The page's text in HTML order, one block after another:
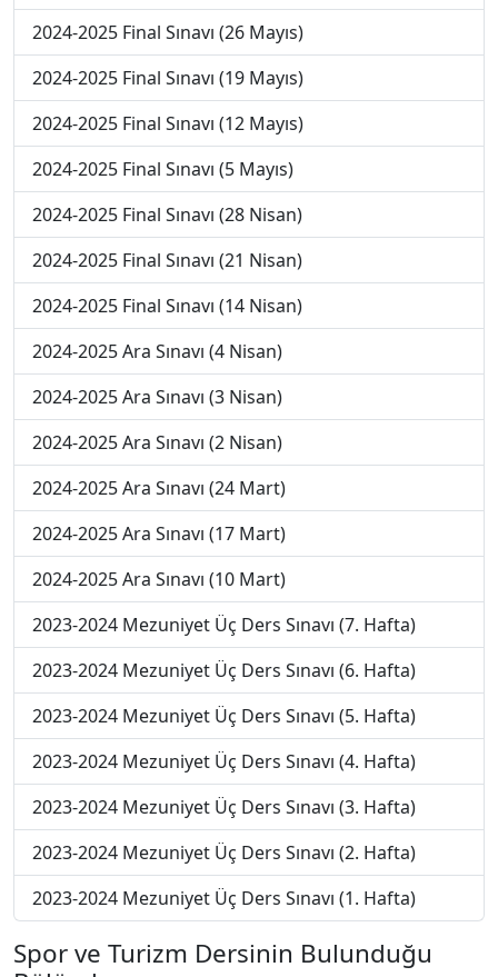
2024-2025 Final Sınavı (26 Mayıs)
2024-2025 Final Sınavı (19 Mayıs)
2024-2025 Final Sınavı (12 Mayıs)
2024-2025 Final Sınavı (5 Mayıs)
2024-2025 Final Sınavı (28 Nisan)
2024-2025 Final Sınavı (21 Nisan)
2024-2025 Final Sınavı (14 Nisan)
2024-2025 Ara Sınavı (4 Nisan)
2024-2025 Ara Sınavı (3 Nisan)
2024-2025 Ara Sınavı (2 Nisan)
2024-2025 Ara Sınavı (24 Mart)
2024-2025 Ara Sınavı (17 Mart)
2024-2025 Ara Sınavı (10 Mart)
2023-2024 Mezuniyet Üç Ders Sınavı (7. Hafta)
2023-2024 Mezuniyet Üç Ders Sınavı (6. Hafta)
2023-2024 Mezuniyet Üç Ders Sınavı (5. Hafta)
2023-2024 Mezuniyet Üç Ders Sınavı (4. Hafta)
2023-2024 Mezuniyet Üç Ders Sınavı (3. Hafta)
2023-2024 Mezuniyet Üç Ders Sınavı (2. Hafta)
2023-2024 Mezuniyet Üç Ders Sınavı (1. Hafta)
Spor ve Turizm Dersinin Bulunduğu